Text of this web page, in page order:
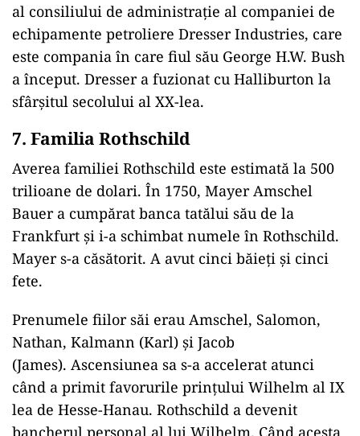
al consiliului de administrație al companiei de
echipamente petroliere Dresser Industries, care
este compania în care fiul său George H.W. Bush
a început. Dresser a fuzionat cu Halliburton la
sfârșitul secolului al XX-lea.
7. Familia Rothschild
Averea familiei Rothschild este estimată la 500
trilioane de dolari. În 1750, Mayer Amschel
Bauer a cumpărat banca tatălui său de la
Frankfurt şi i-a schimbat numele în Rothschild.
Mayer s-a căsătorit. A avut cinci băieţi şi cinci
fete.
Prenumele fiilor săi erau Amschel, Salomon,
Nathan, Kalmann (Karl) şi Jacob
(James). Ascensiunea sa s-a accelerat atunci
când a primit favorurile prinţului Wilhelm al IX
lea de Hesse-Hanau. Rothschild a devenit